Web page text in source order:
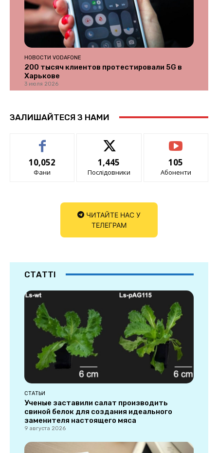
НОВОСТИ VODAFONE
200 тысяч клиентов протестировали 5G в
Харькове
3 июля 2026
ЗАЛИШАЙТЕСЯ З НАМИ
10,052
Фани
1,445
Послідовники
105
Абоненти
ЧИТАЙТЕ НАС У
ТЕЛЕГРАМ
СТАТТІ
СТАТЬИ
Ученые заставили салат производить
свиной белок для создания идеального
заменителя настоящего мяса
9 августа 2026